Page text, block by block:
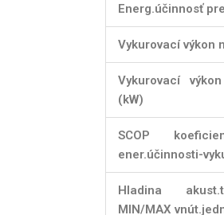
Energ.účinnosť
Vykurovací výkon
Vykurovací
(kW)
SCOP
ener.účinnosti-
Hladina
MIN/MAX